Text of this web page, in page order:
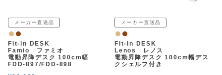
メーカー直送品
ナチュラル
ウォルナット
Fit-in DESK
Famio ファミオ
電動昇降デスク 100cm幅
FDD-897/FDD-898
メーカー直送品
ナチュラル
ウォルナット
Fit-in DESK
Lenos レノス
電動昇降デスク 100cm幅デス
クシェルフ付き